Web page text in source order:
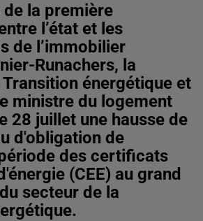
de la première
l’état et les
de l’immobilier
Runachers, la
énergétique et
ministre du logement
28 juillet une hausse de
d'obligation de
des certificats
(CEE) au grand
secteur de la